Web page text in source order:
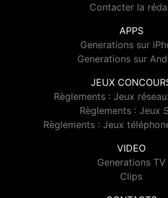
Contacter la
APPS
Generations sur
Generations sur
JEUX
Règlements : Jeux
Règlements : Jeux
Règlements : Jeux
VIDEO
Generations TV
Clips